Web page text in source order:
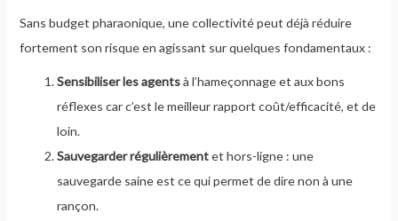
Sans budget pharaonique, une collectivité peut déjà réduire
fortement son risque en agissant sur quelques fondamentaux :
Sensibiliser les agentsà l’hameçonnage et aux bons
réflexes car c’est le meilleur rapport coût/efficacité, et de
loin.
Sauvegarder régulièrementet hors-ligne : une
sauvegarde saine est ce qui permet de dire non à une
rançon.